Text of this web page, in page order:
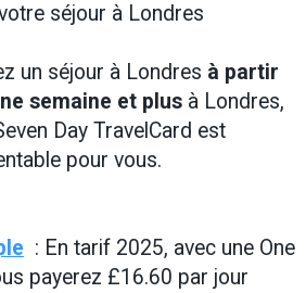
séjour à Londres
un séjour à Londres à partir
semaine et plus à Londres,
Day TravelCard est
pour vous.
: En tarif 2025, avec une One
payerez £16.60 par jour